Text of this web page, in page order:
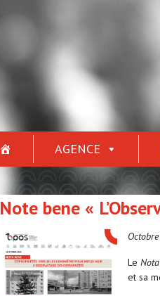
AGENCE
Note bene «
Le
et sa